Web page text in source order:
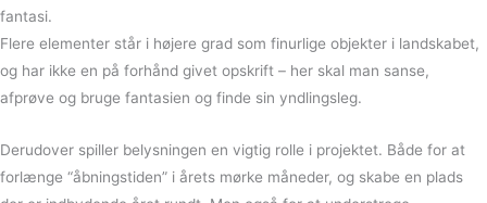
fantasi.
Flere elementer står i højere grad som finurlige objekter i landskabet,
og har ikke en på forhånd givet opskrift – her skal man sanse,
afprøve og bruge fantasien og finde sin yndlingsleg.
Derudover spiller belysningen en vigtig rolle i projektet. Både for at
forlænge “åbningstiden” i årets mørke måneder, og skabe en plads